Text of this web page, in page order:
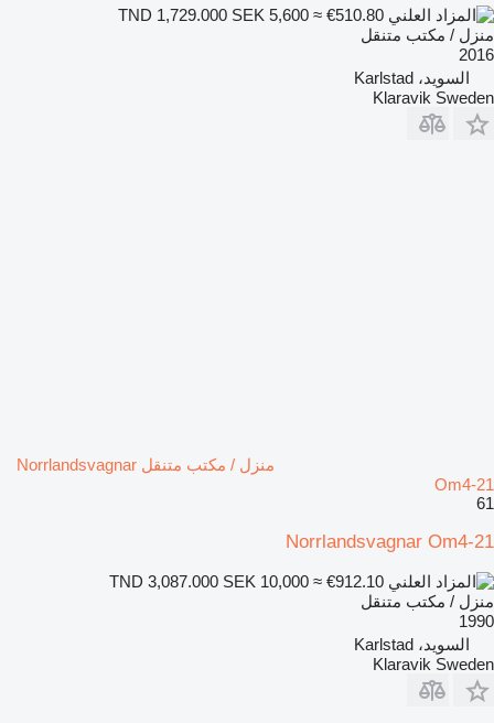
SEK 5,600 ≈ €510.80
منزل / مكتب متنقل
2016
السويد، Karlstad
Klaravik Sweden
منزل / مكتب متنقل Norrlandsvagnar
Om4-21
61
Norrlandsvagnar Om4-21
SEK 10,000 ≈ €912.10
منزل / مكتب متنقل
1990
السويد، Karlstad
Klaravik Sweden